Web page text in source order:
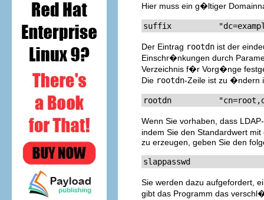
Hier muss ein g�ltiger
suffix
Der Eintrag rootdn ist der
Einschr�nkungen durch
Verzeichnis f�r Vorg�nge
Die rootdn-Zeile ist zu �ndern
rootdn
Wenn Sie vorhaben, dass
indem Sie den Standardwert
zu erzeugen, geben Sie den
slappasswd
Sie werden dazu aufgefordert,
gibt das Programm das